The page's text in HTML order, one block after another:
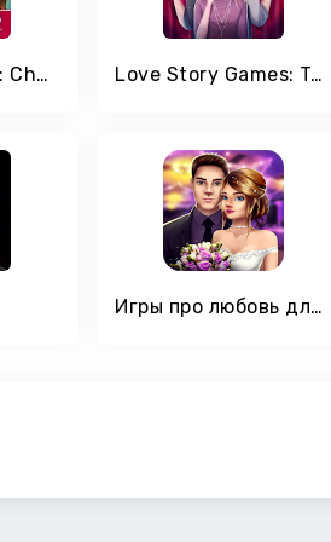
Is-it Love? Colin: Choose your story - Love & Rock Love Story Games: Teenage Drama
Игры про любовь для девочек - любовная история